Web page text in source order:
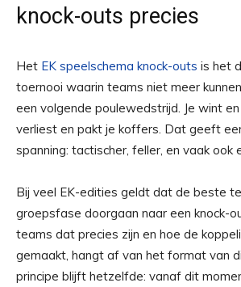
knock-outs precies
Het EK speelschema knock-outs is het
toernooi waarin teams niet meer
een volgende poulewedstrijd. Je wint
verliest en pakt je koffers. Dat geeft
spanning: tactischer, feller, en vaak ook
Bij veel EK-edities geldt dat de beste
groepsfase doorgaan naar een knock-
teams dat precies zijn en hoe de
gemaakt, hangt af van het format van
principe blijft hetzelfde: vanaf dit